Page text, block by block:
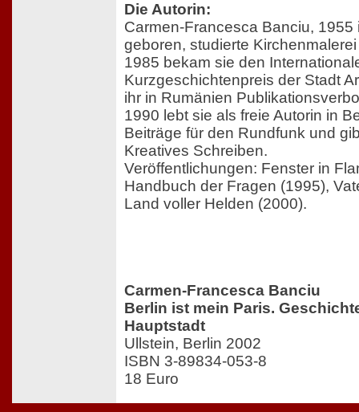
Die Autorin:
Carmen-Francesca Banciu,
geboren, studierte
1985 bekam sie den
Kurzgeschichtenpreis der Stadt
ihr in Rumänien
1990 lebt sie als freie Autorin in
Beiträge für den Rundfunk und
Kreatives Schreiben.
Veröffentlichungen: Fenster in
Handbuch der Fragen (1995),
Land voller Helden (2000).
Carmen-Francesca Banciu
Berlin ist mein Paris.
Hauptstadt
Ullstein, Berlin 2002
ISBN 3-89834-053-8
18 Euro